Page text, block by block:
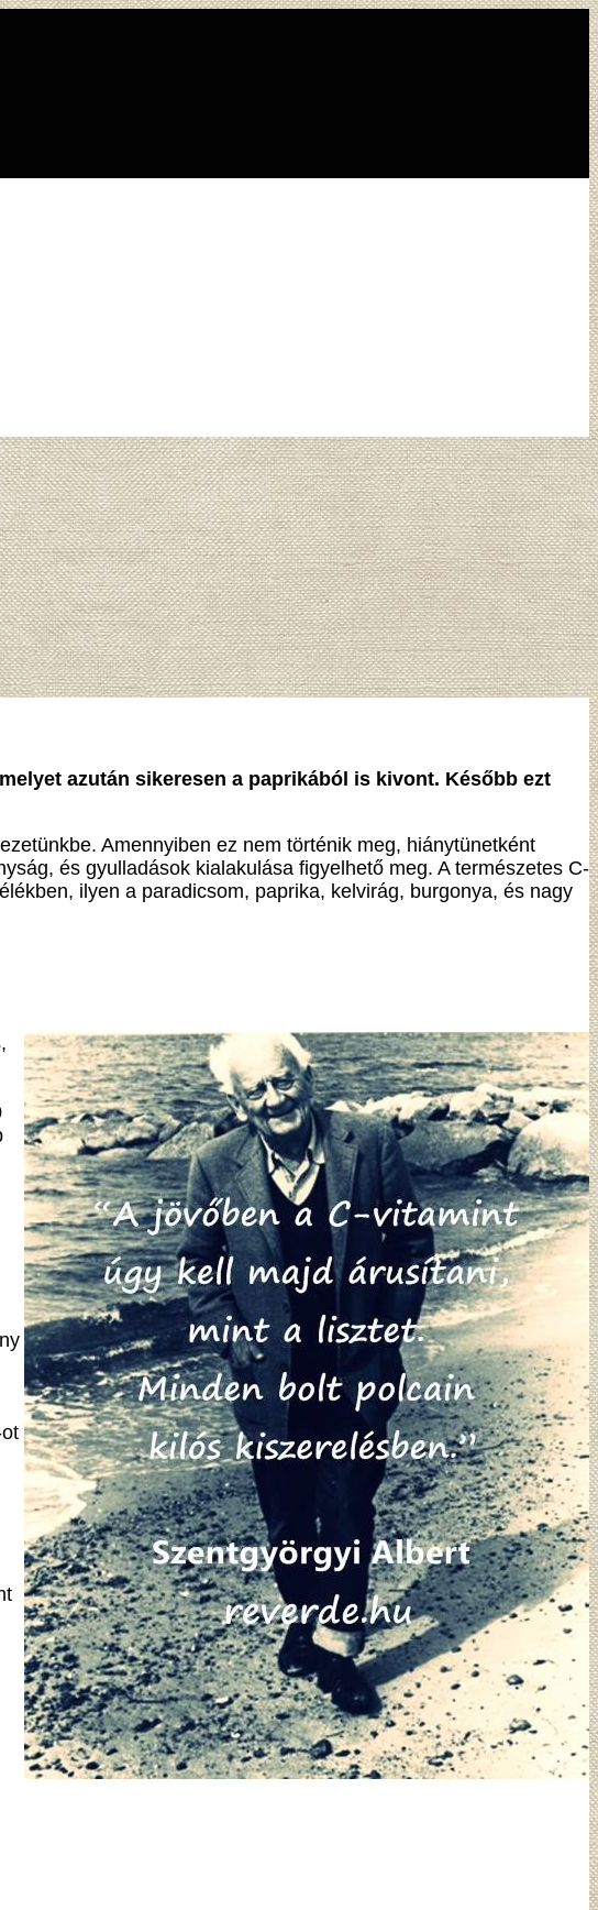
azután sikeresen a paprikából is kivont. Később ezt
Amennyiben ez nem történik meg, hiánytünetként
és gyulladások kialakulása figyelhető meg. A természetes C-
ilyen a paradicsom, paprika, kelvirág, burgonya, és nagy